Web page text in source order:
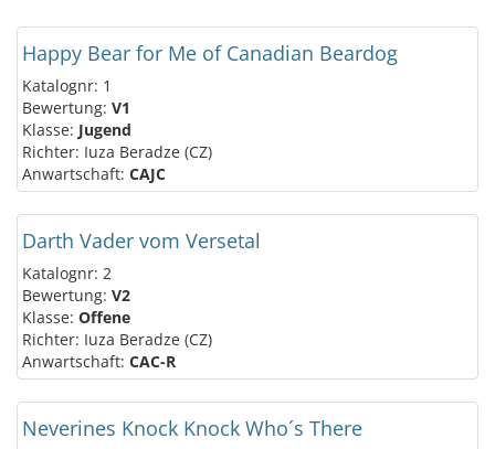
Happy Bear for Me of Canadian Beardog
Katalognr: 1
Bewertung: V1
Klasse: Jugend
Richter: Iuza Beradze (CZ)
Anwartschaft: CAJC
Darth Vader vom Versetal
Katalognr: 2
Bewertung: V2
Klasse: Offene
Richter: Iuza Beradze (CZ)
Anwartschaft: CAC-R
Neverines Knock Knock Who´s There